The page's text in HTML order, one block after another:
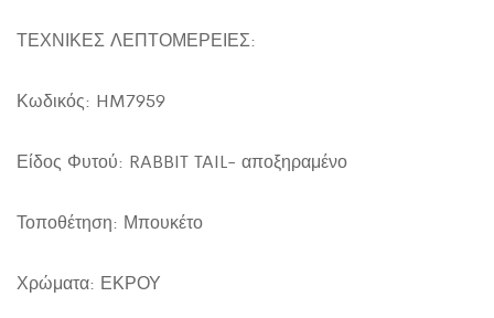
ΤΕΧΝΙΚΕΣ ΛΕΠΤΟΜΕΡΕΙΕΣ:
Κωδικός: HM7959
Είδος Φυτού: RABBIT TAIL- αποξηραμένο
Τοποθέτηση: Μπουκέτο
Χρώματα: ΕΚΡΟΥ